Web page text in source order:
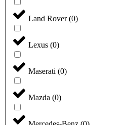
Land Rover(0)
Lexus (0)
Maserati (0)
Mazda (0)